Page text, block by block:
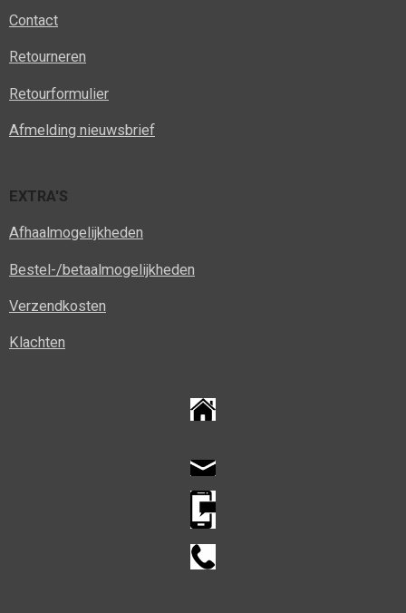
Contact
Retourneren
Retourformulier
Afmelding nieuwsbrief
EXTRA'S
Afhaalmogelijkheden
Bestel-/betaalmogelijkheden
Verzendkosten
Klachten